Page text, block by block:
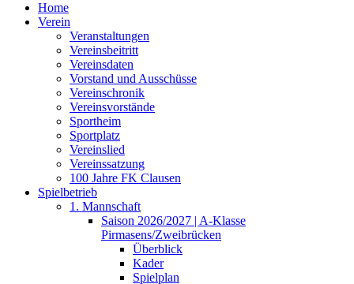
Home
Verein
Veranstaltungen
Vereinsbeitritt
Vereinsdaten
Vorstand und Ausschüsse
Vereinschronik
Vereinsvorstände
Sportheim
Sportplatz
Vereinslied
Vereinssatzung
100 Jahre FK Clausen
Spielbetrieb
1. Mannschaft
Saison 2026/2027 | A-Klasse
Pirmasens/Zweibrücken
Überblick
Kader
Spielplan